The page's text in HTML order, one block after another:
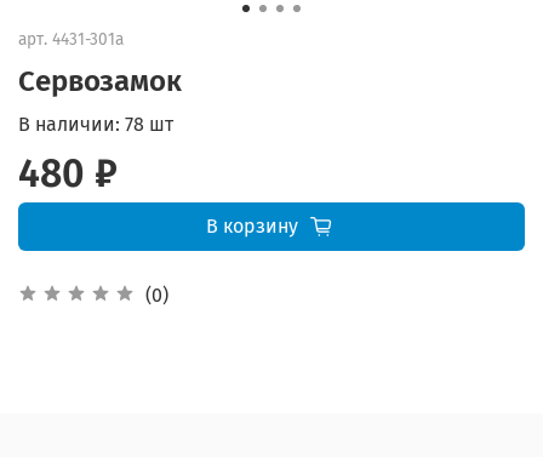
арт. 4431-301а
Сервозамок
(0)
В наличии: 78 шт
480 ₽
В корзину